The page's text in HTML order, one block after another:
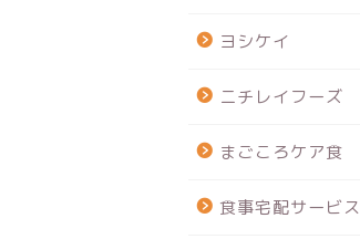
ヨシケイ
ニチレイフーズ
まごころケア食
食事宅配サービス